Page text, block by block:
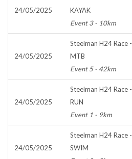
24/05/2025
KAYAK
Event 3 - 10km
24/05/2025
Steelman H24 Race -
MTB
Event 5 - 42km
24/05/2025
Steelman H24 Race -
RUN
Event 1 - 9km
24/05/2025
Steelman H24 Race -
SWIM